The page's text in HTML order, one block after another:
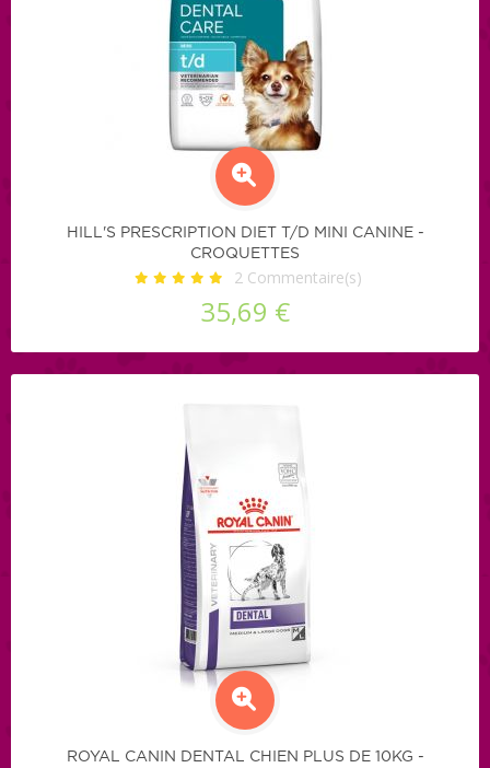
HILL'S PRESCRIPTION DIET T/D MINI CANINE -
CROQUETTES
2 Commentaire(s)
35,69 €
ROYAL CANIN DENTAL CHIEN PLUS DE 10KG -